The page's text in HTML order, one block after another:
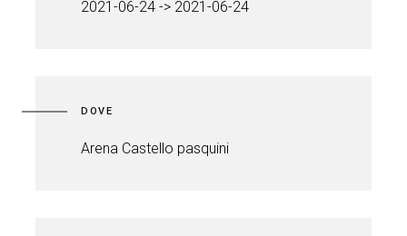
2021-06-24 -> 2021-06-24
DOVE
Arena Castello pasquini